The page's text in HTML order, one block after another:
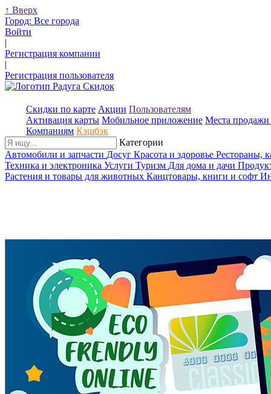
↑ Вверх
Город: Все города
Войти
|
Регистрация компании
|
Регистрация пользователя
Скидки по карте Акции Пользователям
Активация карты Мобильное приложение Места продажи
Компаниям Кэшбэк
Категории
Автомобили и запчасти Досуг Красота и здоровье Рестораны,
Техника и электроника Услуги Туризм Для дома и дачи
Растения и товары для животных Канцтовары, книги и софт